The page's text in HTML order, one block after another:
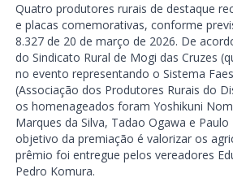
Quatro produtores rurais de destaque
e placas comemorativas, conforme
8.327 de 20 de março de 2026. De
do Sindicato Rural de Mogi das Cruzes
no evento representando o Sistema
(Associação dos Produtores Rurais do
os homenageados foram Yoshikuni
Marques da Silva, Tadao Ogawa e
objetivo da premiação é valorizar os
prêmio foi entregue pelos vereadores
Pedro Komura.